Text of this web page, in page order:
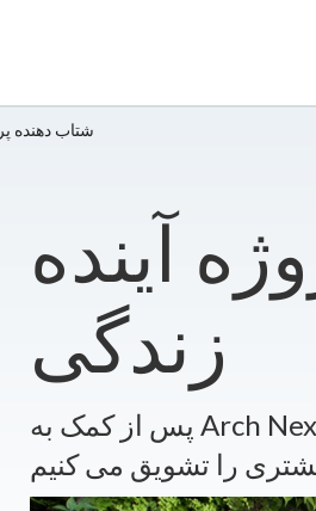
شتاب دهنده
آینده
زندگی
پس از کمک به Arch Nexus برای تبدیل شدن به اولین ساختمان زنده کالیفرنیا،